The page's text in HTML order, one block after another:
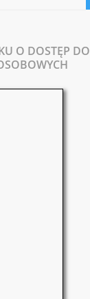
O DOSTĘP DO